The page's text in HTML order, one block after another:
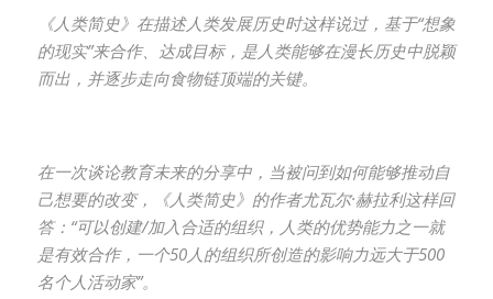
《人类简史》在描述人类发展历史时这样说过，基于“想象
的现实”来合作、达成目标，是人类能够在漫长历史中脱颖
而出，并逐步走向食物链顶端的关键。
在一次谈论教育未来的分享中，当被问到如何能够推动自
己想要的改变，《人类简史》的作者尤瓦尔·赫拉利这样回
答：“可以创建/加入合适的组织，人类的优势能力之一就
是有效合作，一个50人的组织所创造的影响力远大于500
名个人活动家”。